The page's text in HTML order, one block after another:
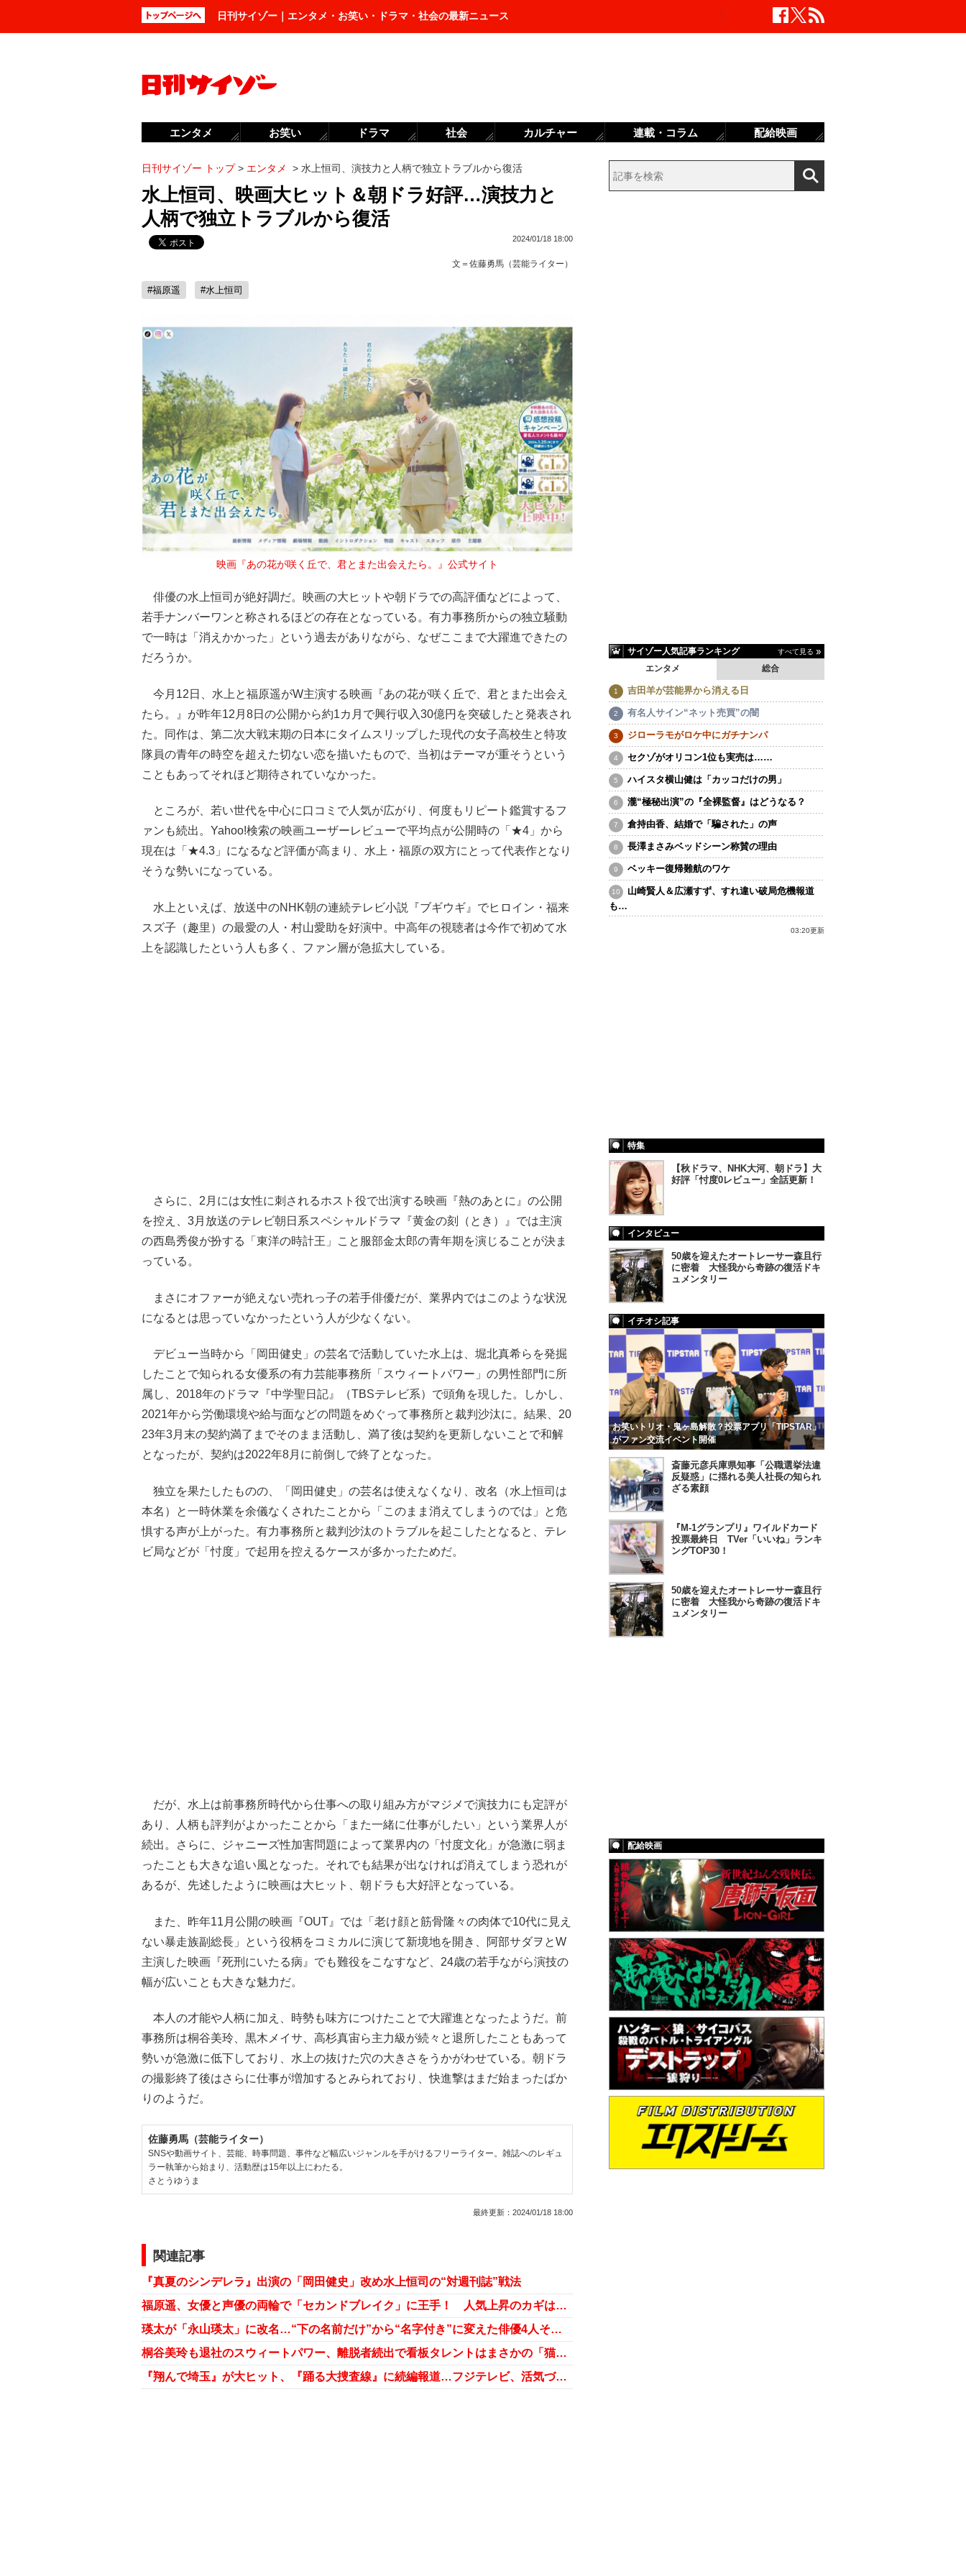
日刊サイゾー｜エンタメ・お笑い・ドラマ・社会の最新ニュース
日刊サイゾー トップ> エンタメ > 水上恒司、演技力と人柄で独立トラブルから復活
水上恒司、映画大ヒット＆朝ドラ好評…演技力と
人柄で独立トラブルから復活
2024/01/18 18:00
文＝ 佐藤勇馬（芸能ライター）
#福原遥 #水上恒司
映画『あの花が咲く丘で、君とまた出会えたら。』公式サイト
俳優の水上恒司が絶好調だ。映画の大ヒットや朝ドラでの高評価などによって、
若手ナンバーワンと称されるほどの存在となっている。有力事務所からの独立騒動
で一時は「消えかかった」という過去がありながら、なぜここまで大躍進できたの
だろうか。
今月12日、水上と福原遥がW主演する映画『あの花が咲く丘で、君とまた出会え
たら。』が昨年12月8日の公開から約1カ月で興行収入30億円を突破したと発表され
た。同作は、第二次大戦末期の日本にタイムスリップした現代の女子高校生と特攻
隊員の青年の時空を超えた切ない恋を描いたもので、当初はテーマが重そうという
こともあってそれほど期待されていなかった。
ところが、若い世代を中心に口コミで人気が広がり、何度もリピート鑑賞するフ
ァンも続出。Yahoo!検索の映画ユーザーレビューで平均点が公開時の「★4」から
現在は「★4.3」になるなど評価が高まり、水上・福原の双方にとって代表作となり
そうな勢いになっている。
水上といえば、放送中のNHK朝の連続テレビ小説『ブギウギ』でヒロイン・福来
スズ子（趣里）の最愛の人・村山愛助を好演中。中高年の視聴者は今作で初めて水
上を認識したという人も多く、ファン層が急拡大している。
さらに、2月には女性に刺されるホスト役で出演する映画『熱のあとに』の公開
を控え、3月放送のテレビ朝日系スペシャルドラマ『黄金の刻（とき）』では主演
の西島秀俊が扮する「東洋の時計王」こと服部金太郎の青年期を演じることが決ま
っている。
まさにオファーが絶えない売れっ子の若手俳優だが、業界内ではこのような状況
になるとは思っていなかったという人が少なくない。
デビュー当時から「岡田健史」の芸名で活動していた水上は、堀北真希らを発掘
したことで知られる女優系の有力芸能事務所「スウィートパワー」の男性部門に所
属し、2018年のドラマ『中学聖日記』（TBSテレビ系）で頭角を現した。しかし、
2021年から労働環境や給与面などの問題をめぐって事務所と裁判沙汰に。結果、20
23年3月末の契約満了までそのまま活動し、満了後は契約を更新しないことで和解
となったが、契約は2022年8月に前倒しで終了となった。
独立を果たしたものの、「岡田健史」の芸名は使えなくなり、改名（水上恒司は
本名）と一時休業を余儀なくされたことから「このまま消えてしまうのでは」と危
惧する声が上がった。有力事務所と裁判沙汰のトラブルを起こしたとなると、テレ
ビ局などが「忖度」で起用を控えるケースが多かったためだ。
だが、水上は前事務所時代から仕事への取り組み方がマジメで演技力にも定評が
あり、人柄も評判がよかったことから「また一緒に仕事がしたい」という業界人が
続出。さらに、ジャニーズ性加害問題によって業界内の「忖度文化」が急激に弱ま
ったことも大きな追い風となった。それでも結果が出なければ消えてしまう恐れが
あるが、先述したように映画は大ヒット、朝ドラも大好評となっている。
また、昨年11月公開の映画『OUT』では「老け顔と筋骨隆々の肉体で10代に見え
ない暴走族副総長」という役柄をコミカルに演じて新境地を開き、阿部サダヲとW
主演した映画『死刑にいたる病』でも難役をこなすなど、24歳の若手ながら演技の
幅が広いことも大きな魅力だ。
本人の才能や人柄に加え、時勢も味方につけたことで大躍進となったようだ。前
事務所は桐谷美玲、黒木メイサ、高杉真宙ら主力級が続々と退所したこともあって
勢いが急激に低下しており、水上の抜けた穴の大きさをうかがわせている。朝ドラ
の撮影終了後はさらに仕事が増加するとみられており、快進撃はまだ始まったばか
りのようだ。
佐藤勇馬（芸能ライター）
SNSや動画サイト、芸能、時事問題、事件など幅広いジャンルを手がけるフリーライター。雑誌へのレギュ
ラー執筆から始まり、活動歴は15年以上にわたる。
さとうゆうま
最終更新： 2024/01/18 18:00
関連記事
『真夏のシンデレラ』出演の「岡田健史」改め水上恒司の“対週刊誌”戦法
福原遥、女優と声優の両輪で「セカンドブレイク」に王手！ 人気上昇のカギは「美声」にあり？
瑛太が「永山瑛太」に改名…“下の名前だけ”から“名字付き”に変えた俳優4人それぞれの事情
桐谷美玲も退社のスウィートパワー、離脱者続出で看板タレントはまさかの「猫」!?
『翔んで埼玉』が大ヒット、『踊る大捜査線』に続編報道…フジテレビ、活気づく映画事業で巻き返しへ？
サイゾー人気記事ランキング すべて見る
エンタメ 総合
吉田羊が芸能界から消える日
有名人サイン“ネット売買”の闇
ジローラモがロケ中にガチナンパ
セクゾがオリコン1位も実売は……
ハイスタ横山健は「カッコだけの男」
瀧“極秘出演”の『全裸監督』はどうなる？
倉持由香、結婚で「騙された」の声
長澤まさみベッドシーン称賛の理由
ベッキー復帰難航のワケ
山崎賢人＆広瀬すず、すれ違い破局危機報道
も…
03:20更新
特集
【秋ドラマ、NHK大河、朝ドラ】大
好評「忖度0レビュー」全話更新！
インタビュー
50歳を迎えたオートレーサー森且行
に密着 大怪我から奇跡の復活ドキ
ュメンタリー
イチオシ記事
お笑いトリオ・鬼ヶ島解散？投票アプリ「TIPSTAR」
がファン交流イベント開催
斎藤元彦兵庫県知事「公職選挙法違
反疑惑」に揺れる美人社長の知られ
ざる素顔
『M-1グランプリ』ワイルドカード
投票最終日 TVer「いいね」ランキ
ングTOP30！
50歳を迎えたオートレーサー森且行
に密着 大怪我から奇跡の復活ドキ
ュメンタリー
配給映画
エンタメ お笑い ドラマ 社会 カルチャー 連載・コラム 配給映画